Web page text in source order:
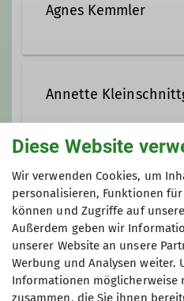
Agnes Kemmler
Annette
01717830158
Gruppe
Berg rauf – Berg
Diese Website
Wir verwenden Cookies, um
personalisieren, Funktionen
können und Zugriffe auf
Außerdem geben wir
unserer Website an unsere
Werbung und Analysen weiter.
Informationen möglicherweise
zusammen, die Sie ihnen